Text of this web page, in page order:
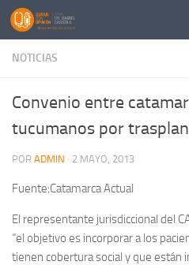
Saltar al contenido
NOTICIAS
Convenio entre
tucumanos por
POR ADMIN · 2 MAYO, 2013
Fuente:Catamarca Actual
El representante jurisdiccional del
“el objetivo es incorporar a los
tienen cobertura social y que están